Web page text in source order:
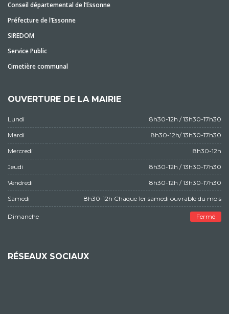
Conseil départemental de l’Essonne
Préfecture de l’Essonne
SIREDOM
Service Public
Cimetière communal
OUVERTURE DE LA MAIRIE
Lundi 8h30-12h / 13h30-17h30
Mardi 8h30-12h/ 13h30-17h30
Mercredi 8h30-12h
Jeudi 8h30-12h / 13h30-17h30
Vendredi 8h30-12h / 13h30-17h30
Samedi 8h30-12h Chaque 1er samedi ouvrable du mois
Dimanche Fermé
RÉSEAUX SOCIAUX